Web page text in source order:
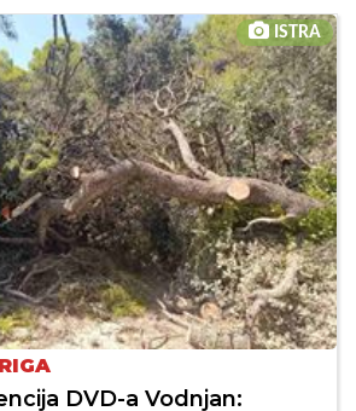
ISTRA
DVD-a Vodnjan: